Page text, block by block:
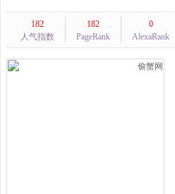
182
人气指数
182
PageRank
0
AlexaRank